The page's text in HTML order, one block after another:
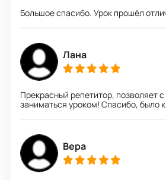
Большое спасибо. Урок прошёл
Лана
Прекрасный репетитор, позволяет
заниматься уроком! Спасибо, было
Вера